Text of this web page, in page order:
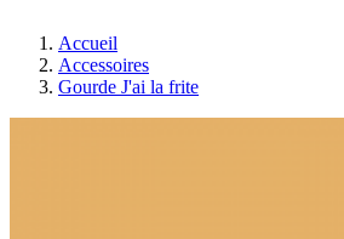
Accueil
Accessoires
Gourde J'ai la frite